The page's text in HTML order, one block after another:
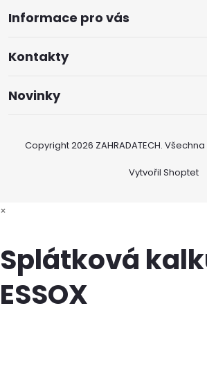
Informace pro vás
Kontakty
Novinky
Vytvořil Shoptet
Copyright 2026 ZAHRADATECH.
×
Splátková
ESSOX